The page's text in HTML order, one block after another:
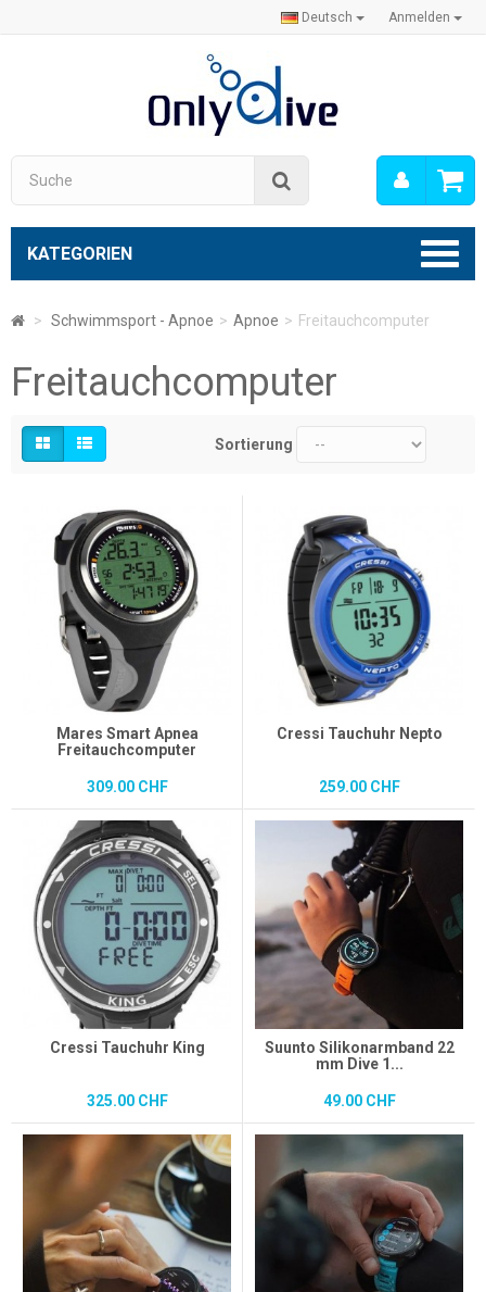
Anmelden
Deutsch
Mein
Konto
KATEGORIEN
> Schwimmsport - Apnoe > Apnoe > Freitauchcomputer
Freitauchcomputer
Sortierung
Mares Smart Apnea
Freitauchcomputer
309.00 CHF
Cressi Tauchuhr Nepto
259.00 CHF
Cressi Tauchuhr King
325.00 CHF
Suunto Silikonarmband 22
mm Dive 1...
49.00 CHF